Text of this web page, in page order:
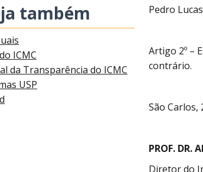
também
ICMC
da Transparência do ICMC
USP
Pedro
Artigo 2º –
contrário.
São Carlos,
PROF. DR.
Diretor do